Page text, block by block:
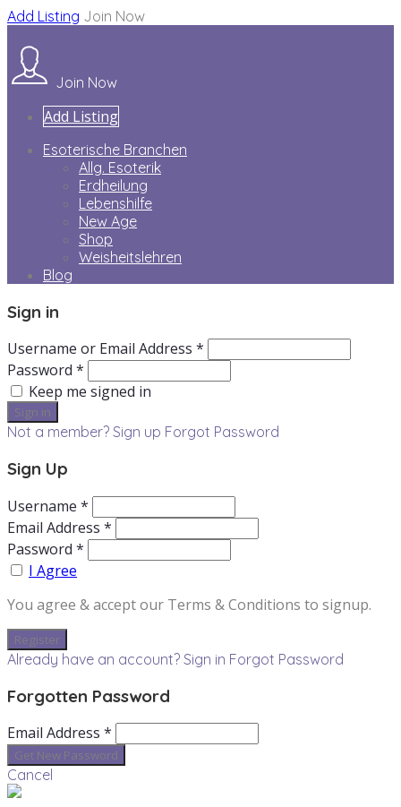
Add Listing Join Now
Join Now
Add Listing
Esoterische Branchen
Allg. Esoterik
Erdheilung
Lebenshilfe
New Age
Shop
Weisheitslehren
Blog
Sign in
Username or Email Address *
Password *
Keep me signed in
Not a member? Sign up Forgot Password
Sign Up
Username *
Email Address *
Password *
I Agree
You agree & accept our Terms & Conditions to signup.
Already have an account? Sign in Forgot Password
Forgotten Password
Email Address *
Cancel